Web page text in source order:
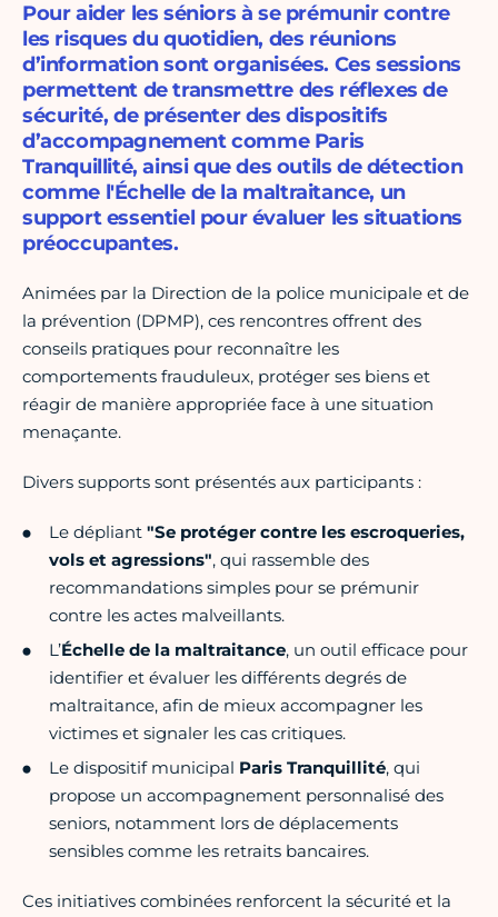
Pour aider les séniors à se prémunir contre
les risques du quotidien, des réunions
d’information sont organisées. Ces sessions
permettent de transmettre des réflexes de
sécurité, de présenter des dispositifs
d’accompagnement comme Paris
Tranquillité, ainsi que des outils de détection
comme l'Échelle de la maltraitance, un
support essentiel pour évaluer les situations
préoccupantes.
Animées par la Direction de la police municipale et de
la prévention (DPMP), ces rencontres offrent des
conseils pratiques pour reconnaître les
comportements frauduleux, protéger ses biens et
réagir de manière appropriée face à une situation
menaçante.
Divers supports sont présentés aux participants :
Le dépliant "Se protéger contre les escroqueries,
vols et agressions", qui rassemble des
recommandations simples pour se prémunir
contre les actes malveillants.
L’Échelle de la maltraitance, un outil efficace pour
identifier et évaluer les différents degrés de
maltraitance, afin de mieux accompagner les
victimes et signaler les cas critiques.
Le dispositif municipal Paris Tranquillité, qui
propose un accompagnement personnalisé des
seniors, notamment lors de déplacements
sensibles comme les retraits bancaires.
Ces initiatives combinées renforcent la sécurité et la